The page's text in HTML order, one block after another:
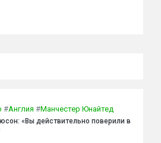
#Англия #Манчестер Юнайтед
«Вы действительно поверили в